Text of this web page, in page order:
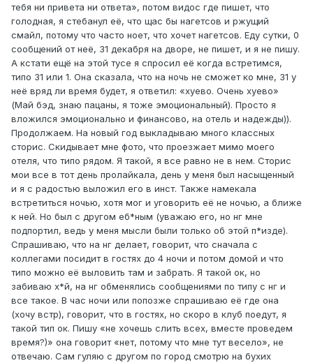
тебя ни привета ни ответа», потом видос где пишет, что
голодная, я стебанул её, что щас бы нагетсов и ржущий
смайл, потому что часто ноет, что хочет нагетсов. Еду сутки, 0
сообщений от неё, 31 декабря на дворе, не пишет, и я не пишу.
А кстати ещё на этой тусе я спросил её когда встретимся,
типо 31 или 1. Она сказала, что на ночь не сможет ко мне, 31 у
неё вряд ли время будет, я ответил: «хуево. Очень хуево»
(Май бэд, знаю пацаны, я тоже эмоциональный). Просто я
вложился эмоционально и финансово, на отель и надежды)).
Продолжаем. На новый год выкладываю много классных
сторис. Скидывает мне фото, что проезжает мимо моего
отеля, что типо рядом. Я такой, я все равно не в нем. Сторис
мои все в тот день пролайкала, день у меня был насыщенный
и я с радостью выложил его в инст. Также намекала
встретиться ночью, хотя мог и уговорить её не ночью, а ближе
к ней. Но был с другом еб*ным (уважаю его, но нг мне
подпортил, ведь у меня мысли были только об этой п*изде).
Спрашиваю, что на нг делает, говорит, что сначала с
коллегами посидит в гостях до 4 ночи и потом домой и что
типо можно её выловить там и забрать. Я такой ок, но
забиваю х*й, на нг обменялись сообщениями по типу с нг и
все такое. В час ночи или попозже спрашиваю её где она
(хочу встр), говорит, что в гостях, но скоро в клуб поедут, я
такой тип ок. Пишу «не хочешь слить всех, вместе проведем
время?)» она говорит «нет, потому что мне тут весело», не
отвечаю. Сам гуляю с другом по город смотрю на бухих